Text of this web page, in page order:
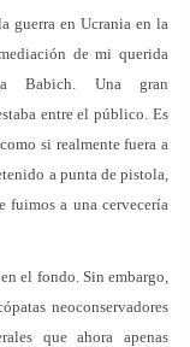
guerra en Ucrania en la
de mi querida
Babich. Una gran
entre el público. Es
si realmente fuera a
a punta de pistola,
fuimos a una cervecería
el fondo. Sin embargo,
neoconservadores
que ahora apenas